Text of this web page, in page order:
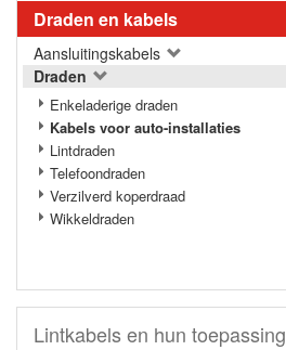
Draden en kabels
Aansluitingskabels
Draden
Enkeladerige draden
Kabels voor auto-installaties
Lintdraden
Telefoondraden
Verzilverd koperdraad
Wikkeldraden
Lintkabels en hun toepassing